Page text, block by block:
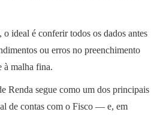
o ideal é conferir todos os dados antes
ou erros no preenchimento
à malha fina.
Renda segue como um dos principais
de contas com o Fisco — e, em